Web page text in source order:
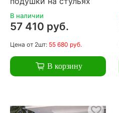
В наличии
57 410 руб.
Цена от 2шт: 55 680 руб.
В корзину